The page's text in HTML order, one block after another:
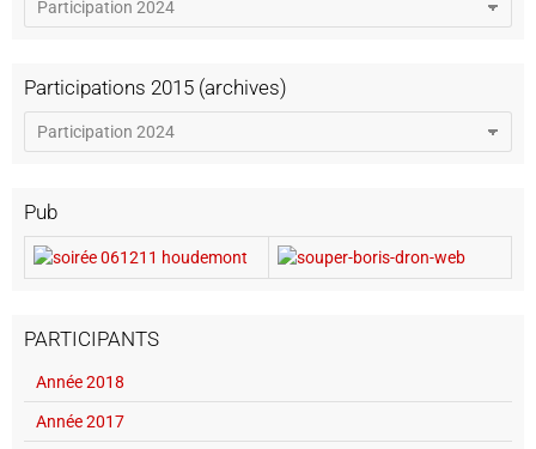
Participations 2015 (archives)
Pub
PARTICIPANTS
Année 2018
Année 2017